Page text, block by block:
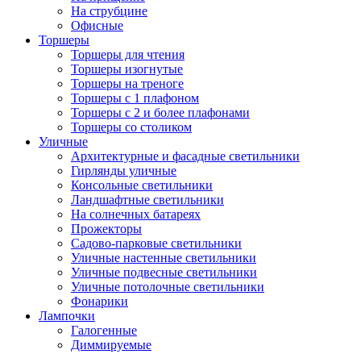
На струбцине
Офисные
Торшеры
Торшеры для чтения
Торшеры изогнутые
Торшеры на треноге
Торшеры с 1 плафоном
Торшеры с 2 и более плафонами
Торшеры со столиком
Уличные
Архитектурные и фасадные светильники
Гирлянды уличные
Консольные светильники
Ландшафтные светильники
На солнечных батареях
Прожекторы
Садово-парковые светильники
Уличные настенные светильники
Уличные подвесные светильники
Уличные потолочные светильники
Фонарики
Лампочки
Галогенные
Диммируемые